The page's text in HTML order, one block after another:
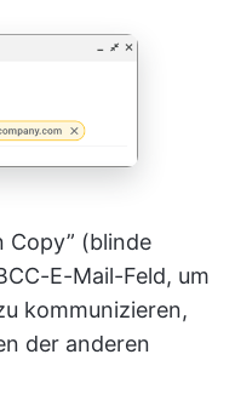
Copy” (blinde
E-Mail-Feld, um
kommunizieren,
der anderen